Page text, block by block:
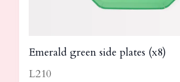
Emerald green side plates (x8)
L210